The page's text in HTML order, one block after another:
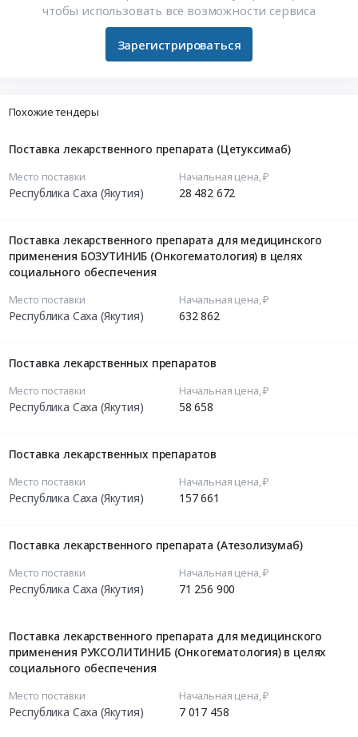
чтобы использовать все возможности сервиса
Зарегистрироваться
Похожие тендеры
Поставка лекарственного препарата (Цетуксимаб)
Место поставки
Республика Саха (Якутия)
Начальная цена, ₽
28 482 672
Поставка лекарственного препарата для медицинского
применения БОЗУТИНИБ (Онкогематология) в целях
социального обеспечения
Место поставки
Республика Саха (Якутия)
Начальная цена, ₽
632 862
Поставка лекарственных препаратов
Место поставки
Республика Саха (Якутия)
Начальная цена, ₽
58 658
Поставка лекарственных препаратов
Место поставки
Республика Саха (Якутия)
Начальная цена, ₽
157 661
Поставка лекарственного препарата (Атезолизумаб)
Место поставки
Республика Саха (Якутия)
Начальная цена, ₽
71 256 900
Поставка лекарственного препарата для медицинского
применения РУКСОЛИТИНИБ (Онкогематология) в целях
социального обеспечения
Место поставки
Республика Саха (Якутия)
Начальная цена, ₽
7 017 458